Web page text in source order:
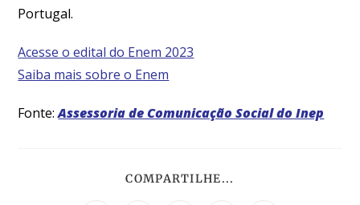
Portugal.
Acesse o edital do Enem 2023
Saiba mais sobre o Enem
Fonte:Assessoria de Comunicação Social do Inep
COMPARTILHE...